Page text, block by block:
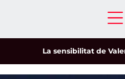
La sensibilitat de Valeria